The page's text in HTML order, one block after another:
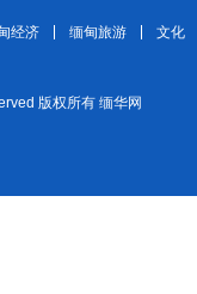
经济 缅甸旅游 文化
版权所有 缅华网